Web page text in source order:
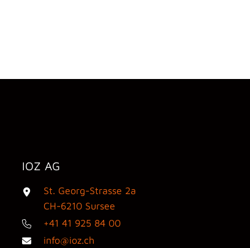
IOZ AG
St. Georg-Strasse 2a
CH-6210 Sursee
+41 41 925 84 00
info@ioz.ch